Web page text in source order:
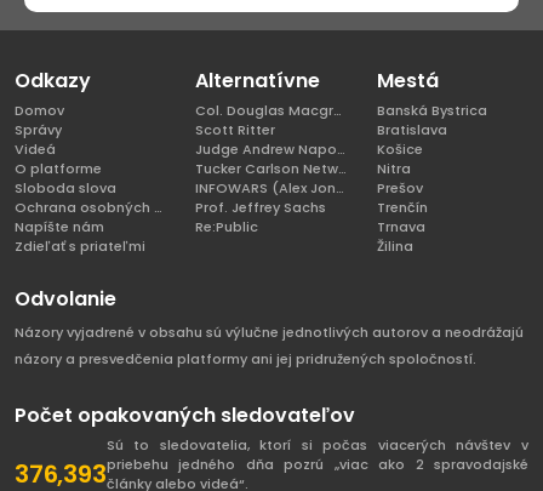
Odkazy
Domov
Správy
Videá
O platforme
Sloboda slova
Ochrana osobných údajov
Napíšte nám
Zdieľať s priateľmi
Alternatívne
Col. Douglas Macgregor, Ph.D
Scott Ritter
Judge Andrew Napolitano
Tucker Carlson Network
INFOWARS (Alex Jones)
Prof. Jeffrey Sachs
Re:Public
Mestá
Banská Bystrica
Bratislava
Košice
Nitra
Prešov
Trenčín
Trnava
Žilina
Odvolanie
Názory vyjadrené v obsahu sú výlučne jednotlivých autorov a neodrážajú
názory a presvedčenia platformy ani jej pridružených spoločností.
Počet opakovaných sledovateľov
376,393
Sú to sledovatelia, ktorí si počas viacerých návštev v
priebehu jedného dňa pozrú „viac ako 2 spravodajské
články alebo videá“.